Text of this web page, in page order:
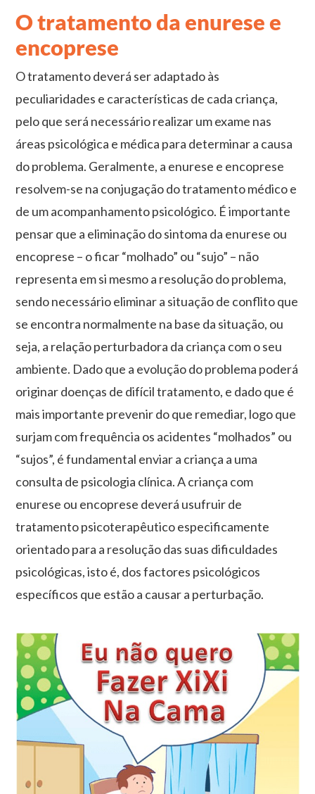
O tratamento da enurese e
encoprese
O tratamento deverá ser adaptado às
peculiaridades e características de cada criança,
pelo que será necessário realizar um exame nas
áreas psicológica e médica para determinar a causa
do problema. Geralmente, a enurese e encoprese
resolvem-se na conjugação do tratamento médico e
de um acompanhamento psicológico. É importante
pensar que a eliminação do sintoma da enurese ou
encoprese – o ficar “molhado” ou “sujo” – não
representa em si mesmo a resolução do problema,
sendo necessário eliminar a situação de conflito que
se encontra normalmente na base da situação, ou
seja, a relação perturbadora da criança com o seu
ambiente. Dado que a evolução do problema poderá
originar doenças de difícil tratamento, e dado que é
mais importante prevenir do que remediar, logo que
surjam com frequência os acidentes “molhados” ou
“sujos”, é fundamental enviar a criança a uma
consulta de psicologia clínica. A criança com
enurese ou encoprese deverá usufruir de
tratamento psicoterapêutico especificamente
orientado para a resolução das suas dificuldades
psicológicas, isto é, dos factores psicológicos
específicos que estão a causar a perturbação.